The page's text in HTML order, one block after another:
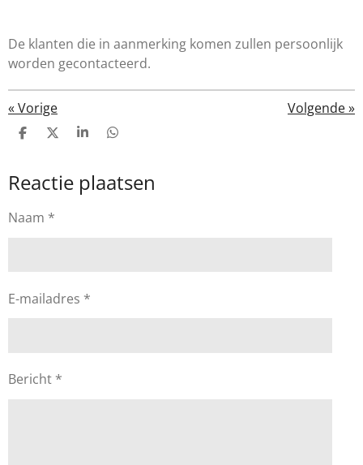
De klanten die in aanmerking komen zullen persoonlijk
worden gecontacteerd.
«Vorige Volgende»
D
e
n
D
l
S
r
e
D
e
n
Reactie plaatsen
Naam *
E-mailadres *
Bericht *